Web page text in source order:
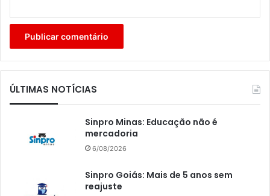
ÚLTIMAS NOTÍCIAS
Sinpro Minas: Educação não é
mercadoria
6/08/2026
Sinpro Goiás: Mais de 5 anos sem
reajuste